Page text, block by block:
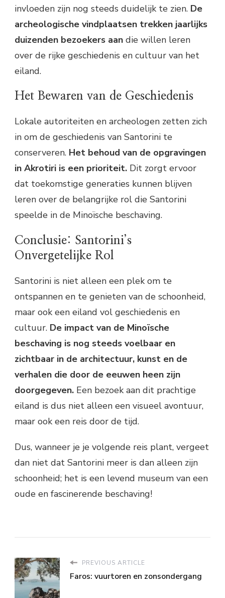
invloeden zijn nog steeds duidelijk te zien. De
archeologische vindplaatsen trekken jaarlijks
duizenden bezoekers aan die willen leren
over de rijke geschiedenis en cultuur van het
eiland.
Het Bewaren van de Geschiedenis
Lokale autoriteiten en archeologen zetten zich
in om de geschiedenis van Santorini te
conserveren. Het behoud van de opgravingen
in Akrotiri is een prioriteit. Dit zorgt ervoor
dat toekomstige generaties kunnen blijven
leren over de belangrijke rol die Santorini
speelde in de Minoïsche beschaving.
Conclusie: Santorini’s
Onvergetelijke Rol
Santorini is niet alleen een plek om te
ontspannen en te genieten van de schoonheid,
maar ook een eiland vol geschiedenis en
cultuur. De impact van de Minoïsche
beschaving is nog steeds voelbaar en
zichtbaar in de architectuur, kunst en de
verhalen die door de eeuwen heen zijn
doorgegeven. Een bezoek aan dit prachtige
eiland is dus niet alleen een visueel avontuur,
maar ook een reis door de tijd.
Dus, wanneer je je volgende reis plant, vergeet
dan niet dat Santorini meer is dan alleen zijn
schoonheid; het is een levend museum van een
oude en fascinerende beschaving!
PREVIOUS ARTICLE
Faros: vuurtoren en zonsondergang